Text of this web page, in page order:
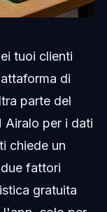
tuoi clienti
di
parte del
Airalo per i dati
chiede un
fattori
gratuita